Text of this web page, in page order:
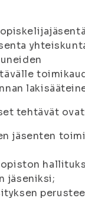
tehtävät
jäsenten
jäseniksi;